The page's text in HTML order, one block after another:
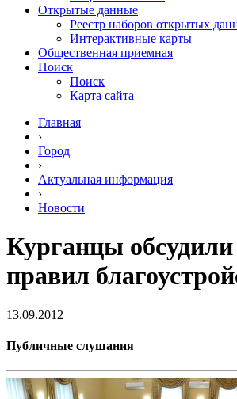
Открытые данные
Реестр наборов открытых
Интерактивные карты
Общественная приемная
Поиск
Поиск
Карта сайта
Главная
›
Город
›
Актуальная информация
›
Новости
Курганцы
правил
13.09.2012
Публичные слушания